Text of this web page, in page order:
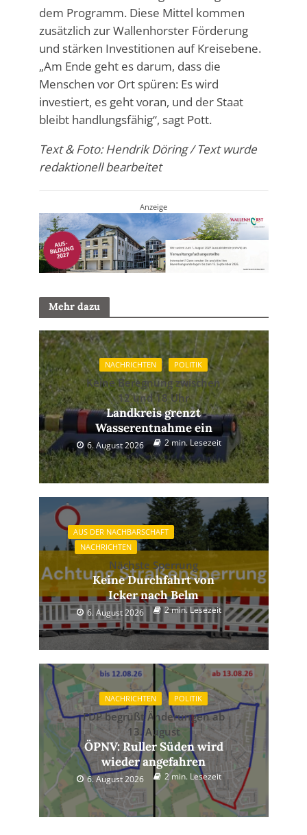
dem Programm. Diese Mittel kommen
zusätzlich zur Wallenhorster Förderung
und stärken Investitionen auf Kreisebene.
„Am Ende geht es darum, dass die
Menschen vor Ort spüren: Es wird
investiert, es geht voran, und der Staat
bleibt handlungsfähig“, sagt Pott.
Text & Foto: Hendrik Döring / Text wurde
redaktionell bearbeitet
Anzeige
Mehr dazu
NACHRICHTEN POLITIK
Keine Beregnung zwischen
12 und 18 Uhr
Landkreis grenzt
Wasserentnahme ein
6. August 2026 2 min. Lesezeit
AUS DER NACHBARSCHAFT
NACHRICHTEN
Nächste Sperrung
Keine Durchfahrt von
Icker nach Belm
6. August 2026 2 min. Lesezeit
NACHRICHTEN POLITIK
FDP begrüßt Änderungen ab
13. August
ÖPNV: Ruller Süden wird
wieder angefahren
6. August 2026 2 min. Lesezeit